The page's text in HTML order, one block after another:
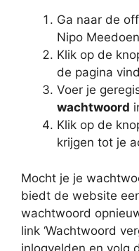
Ga naar de
Nipo
Klik op de
de pagina
Voer je
wachtwoord
Klik op de
krijgen tot je
Mocht je je
biedt de website
wachtwoord
link ‘Wachtwoord
inlogvelden en volg